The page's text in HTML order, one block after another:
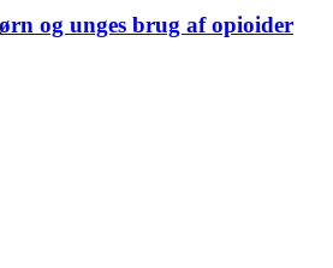
og unges brug af opioider